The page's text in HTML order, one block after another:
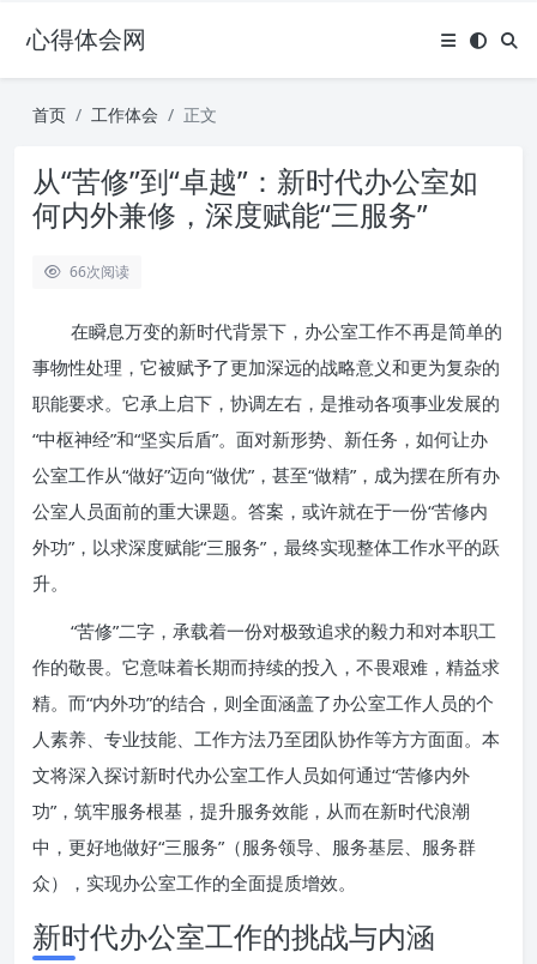
心得体会网
首页 工作体会 正文
从“苦修”到“卓越”：新时代办公室如
何内外兼修，深度赋能“三服务”
66次阅读
在瞬息万变的新时代背景下，办公室工作不再是简单的
事物性处理，它被赋予了更加深远的战略意义和更为复杂的
职能要求。它承上启下，协调左右，是推动各项事业发展的
“中枢神经”和“坚实后盾”。面对新形势、新任务，如何让办
公室工作从“做好”迈向“做优”，甚至“做精”，成为摆在所有办
公室人员面前的重大课题。答案，或许就在于一份“苦修内
外功”，以求深度赋能“三服务”，最终实现整体工作水平的跃
升。
“苦修”二字，承载着一份对极致追求的毅力和对本职工
作的敬畏。它意味着长期而持续的投入，不畏艰难，精益求
精。而“内外功”的结合，则全面涵盖了办公室工作人员的个
人素养、专业技能、工作方法乃至团队协作等方方面面。本
文将深入探讨新时代办公室工作人员如何通过“苦修内外
功”，筑牢服务根基，提升服务效能，从而在新时代浪潮
中，更好地做好“三服务”（服务领导、服务基层、服务群
众），实现办公室工作的全面提质增效。
新时代办公室工作的挑战与内涵